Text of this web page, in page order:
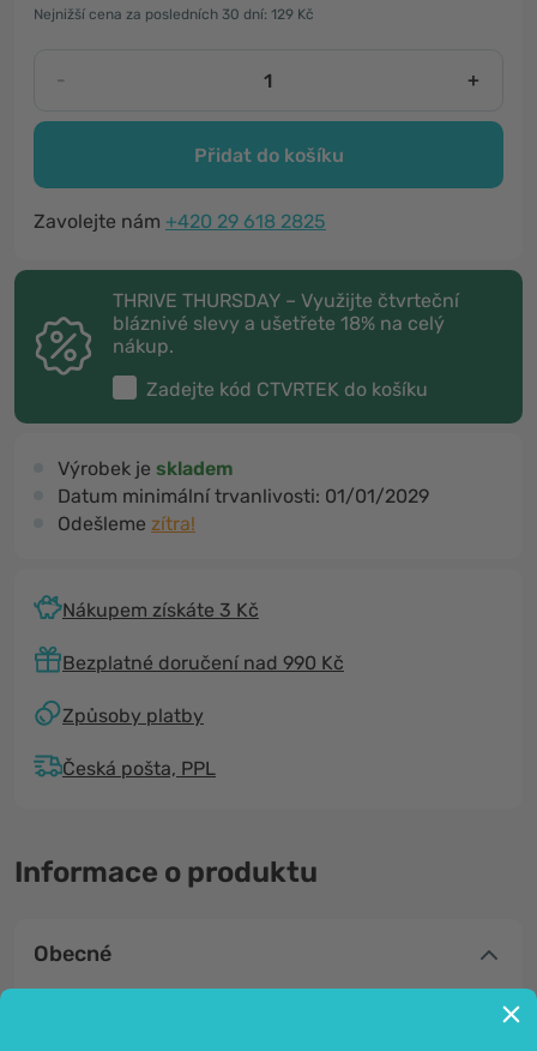
Nejnižší cena za posledních 30 dní: 129 Kč
- +
Přidat do košíku
Zavolejte nám +420 29 618 2825
THRIVE THURSDAY – Využijte čtvrteční
bláznivé slevy a ušetřete 18% na celý
nákup.
Zadejte kód CTVRTEK do košíku
Výrobek je skladem
Datum minimální trvanlivosti: 01/01/2029
Odešleme zítra!
Nákupem získáte 3 Kč
Bezplatné doručení nad 990 Kč
Způsoby platby
Česká pošta, PPL
Informace o produktu
Obecné